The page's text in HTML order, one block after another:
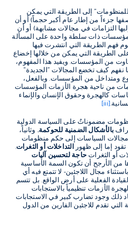
للمنظومات" إلى الطريقة التي يمكن
جزءاً من إطار عام أكبر حجماً) أو أن
التزامات في مجالات مشابهة) أو أن
مؤسسات ذات سلطة واحدة على المسألة
فهم الطريقة التي انتشرت فيها
الطريقة التي يمكن من خلالها إخضاع
من المؤسسات. ويفيد هذا المفهوم،
كيف تخضع المجالات "الجديدة"
ومتداخل من المؤسسات. وبالفعل،
من ناحية هجرة الأزمات المؤسسات
كالهجرة وحقوق الإنسان والإنماء
[iii]
مضموناتٌ على السياسة الدولية
بالأشكال الضمنية للحوكمة. وثانياً،
السياسات إلى حكم منظومات
إما إلى ظهورالتداخلات أو الثغرات.
أو الثغراتحاجة لتحسين آليات
من الأرجح أن تكون السمة الأساسية
مجال اللاجئين- لا تتمتع فيه أي
الفعلية على أرض الواقع. بل تتسم
الأزمات تنظيمياً بالاستجابات
ذلك وجود تضارب كبير في الاستجابات
التي تقدم للاجئين الفارين من الدول